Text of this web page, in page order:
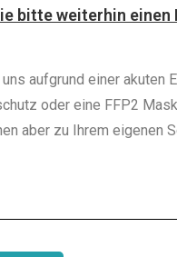
bitte weiterhin
aufgrund einer akuten
oder eine FFP2
aber zu Ihrem eigenen